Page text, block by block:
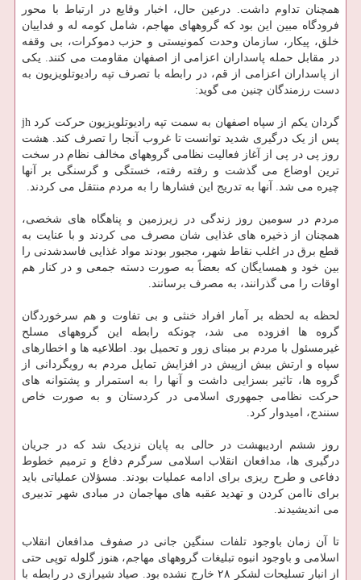
همچنان تداوم داشت. درعین حال، اخبار وقایع در ارتباط با محور
فرودگاه مبین این بود که گروههای مهاجم، شامل کومه له و فداییان
خلق، پیکار، سازمان وحدت کمونیستی و حزب دموکرات، بی وقفه
در مقابل حمله پاسداران اعزامی از اصفهان مقاومت می کنند. یکی
از پاسداران اعزامی از قم، در رابطه با تصرف تپه رادیوتلویزیون به
دست رزمندگان چنین می گوید:
گردان یکم از سپاه اصفهان به سمت تپه رادیوتلویزیون حرکت کرد jh
پس از یک درگیری شدید توانست تا غروب آنجا را تصرف کند. هشت
روز پی در پی از آغاز فعالیت نظامی گروههای مخالف نظام در سخت
ترین اوضاع می گذشت و رفته رفته، خستگی و گرسنگی بر آنها
چیره می شد. آنها به تدریج این فشارها را به مردم منتقل می کردند.
مردم در سومین روز زندگی در زیرزمین و پناهگاه های شخصی،
همچنان از ذخیره های غذایی شان مصرف می کردند و با عنایت به
قطع برق در اغلب نقاط شهر، مجبور بودند مواد غذایی فاسدشدنی را
بین خود و همسایگان که بعضاً به صورت دسته جمعی و در کنار هم
اوقات را می گذرانند، به مصرف برسانند.
لحظه به لحظه بر آمار افراد خنثی و بی تفاوت و هم سرخوردگان
گروه ها افزوده می شد، چونکه رابطه این گروههای مسلح
غیرمسئول با مردم بر مبنای زور و تحمیل بود. اطلاعیه ها و اخطارهای
سپاه و ارتش بیش ازپیش در افزایش تمایل مردم به رویگردانی از
گروه ها، تاثیر بسزایی داشت و آنها را به استمرار و پشتوانه های
حرکت نظامی جمهوری اسلامی در کردستان و به صورت خاص
سنندج، امیدوار کرد.
روز ششم اردیبهشت در حالی به پایان نزدیک شد که در جریان
درگیری ها، مدافعان انقلاب اسلامی سرگرم دفاع و ترمیم خطوط
دفاعی و طرح ریزی برای ادامه عملیات بودند. مسؤلان عملیاتی باید
برای ناامن کردن و تهدید عقبه های مهاجمان در مبادی شهر تدبیری
می اندیشیدند.
تا آن زمان باوجود تلفات سنگین جانی در صفوف مدافعان انقلاب
اسلامی و باوجود انبوه تبلیغات گروههای مهاجم، هنوز گلوله توپی حتی
از انبار تسلیحات لشکر ۲۸ خارج نشده بود. صیاد شیرازی در رابطه با